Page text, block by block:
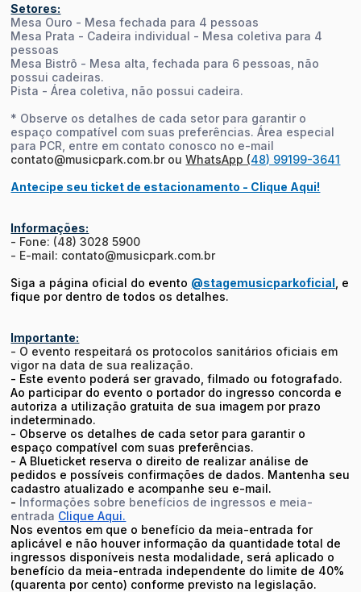
Setores:
Mesa Ouro - Mesa fechada para 4 pessoas
Mesa Prata - Cadeira individual - Mesa coletiva para 4
pessoas
Mesa Bistrô - Mesa alta, fechada para 6 pessoas, não
possui cadeiras.
Pista - Área coletiva, não possui cadeira.
* Observe os detalhes de cada setor para garantir o
espaço compatível com suas preferências. Área especial
para PCR, entre em contato conosco no e-mail
contato@musicpark.com.br ouWhatsApp (48) 99199-3641
Antecipe seu ticket de estacionamento - Clique Aqui!
Informações:
- Fone: (48) 3028 5900
- E-mail: contato@musicpark.com.br
Siga a página oficial do evento @stagemusicparkoficial , e
fique por dentro de todos os detalhes.
Importante:
- O evento respeitará os protocolos sanitários oficiais em
vigor na data de sua realização.
- Este evento poderá ser gravado, filmado ou fotografado.
Ao participar do evento o portador do ingresso concorda e
autoriza a utilização gratuita de sua imagem por prazo
indeterminado.
- Observe os detalhes de cada setor para garantir o
espaço compatível com suas preferências.
- A Blueticket reserva o direito de realizar análise de
pedidos e possíveis confirmações de dados. Mantenha seu
cadastro atualizado e acompanhe seu e-mail.
- Informações sobre benefícios de ingressos e meia-
entrada Clique Aqui.
Nos eventos em que o benefício da meia-entrada for
aplicável e não houver informação da quantidade total de
ingressos disponíveis nesta modalidade, será aplicado o
benefício da meia-entrada independente do limite de 40%
(quarenta por cento) conforme previsto na legislação.